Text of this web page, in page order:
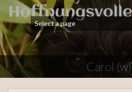
Carol (w)